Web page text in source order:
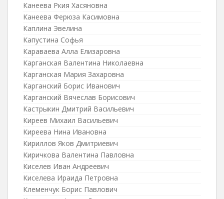
Канеева Ркия Хасяновна
Канеева Ферюза Касимовна
Каплина Эвелина
Капустина Софья
Караваева Алла Елизаровна
Карганская Валентина Николаевна
Карганская Мария Захаровна
Карганский Борис Иванович
Карганский Вячеслав Борисович
Кастрыкин Дмитрий Васильевич
Киреев Михаил Васильевич
Киреева Нина Ивановна
Кириллов Яков Дмитриевич
Киричкова Валентина Павловна
Киселев Иван Андреевич
Киселева Ираида Петровна
Клеменчук Борис Павлович